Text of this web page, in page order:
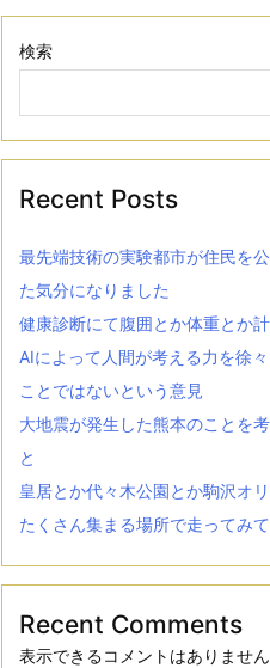
検索
Recent Posts
最先端技術の実験都市が住民を
た気分になりました
健康診断にて腹囲とか体重とか
AIによって人間が考える力を徐
ことではないという意見
大地震が発生した熊本のことを
と
皇居とか代々木公園とか駒沢オ
たくさん集まる場所で走ってみて
Recent Comments
表示できるコメントはありません